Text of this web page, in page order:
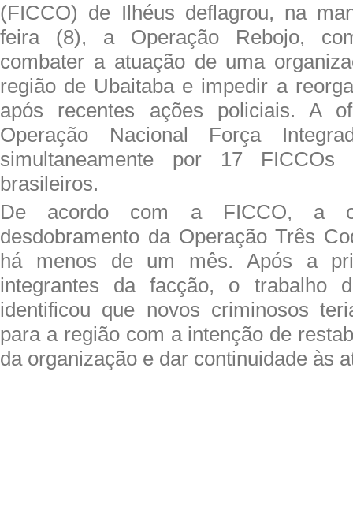
(FICCO) de Ilhéus deflagrou, na
feira (8), a Operação Rebojo,
combater a atuação de uma
região de Ubaitaba e impedir a
após recentes ações policiais. A
Operação Nacional Força
simultaneamente por 17
brasileiros.
De acordo com a FICCO, a
desdobramento da Operação Três
há menos de um mês. Após a
integrantes da facção, o trabalho
identificou que novos criminosos
para a região com a intenção de
da organização e dar continuidade às